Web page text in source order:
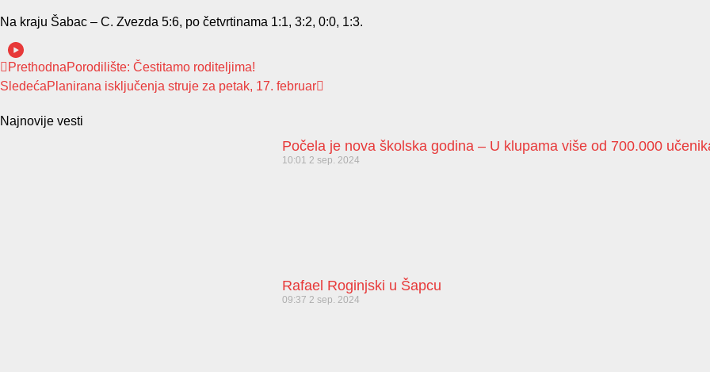
Na kraju Šabac – C. Zvezda 5:6, po četvrtinama 1:1, 3:2, 0:0, 1:3.
PrethodnaPorodilište: Čestitamo roditeljima!
SledećaPlanirana isključenja struje za petak, 17. februar
Najnovije vesti
Počela je nova školska godina – U klupama više od 700.000
10:01 2 sep. 2024
Rafael Roginjski u Šapcu
09:37 2 sep. 2024